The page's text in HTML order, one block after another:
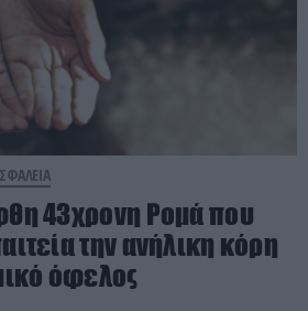
43χρονη Ρομά που
την ανήλικη κόρη
όφελος